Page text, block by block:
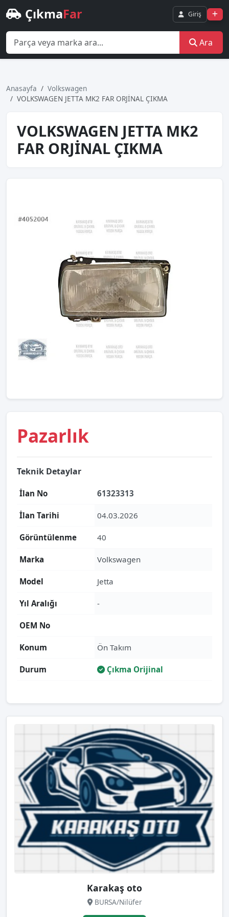
ÇıkmaFar Giriş
Ara
Anasayfa
Volkswagen
VOLKSWAGEN JETTA MK2 FAR ORJİNAL ÇIKMA
VOLKSWAGEN JETTA MK2
FAR ORJİNAL ÇIKMA
Pazarlık
Teknik Detaylar
İlan No 61323313
İlan Tarihi 04.03.2026
Görüntülenme 40
Marka Volkswagen
Model Jetta
Yıl Aralığı -
OEM No
Konum Ön Takım
Durum Çıkma Orijinal
Karakaş oto
BURSA/Nilüfer